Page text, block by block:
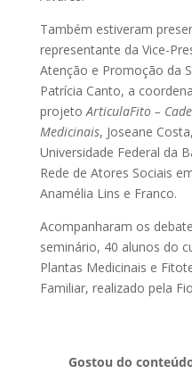
Também estiveram
representante da Vice-
Atenção e Promoção da
Patrícia Canto, a
projetoArticulaFito –
Medicinais, Joseane
Universidade Federal da
Rede de Atores Sociais
Anamélia Lins e Franco.
Acompanharam os
seminário, 40 alunos do
Plantas Medicinais e
Familiar, realizado pela
Gostou do